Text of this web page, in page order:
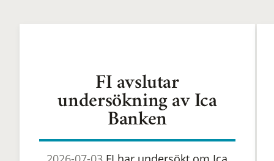
FI avslutar
undersökning av Ica
Banken